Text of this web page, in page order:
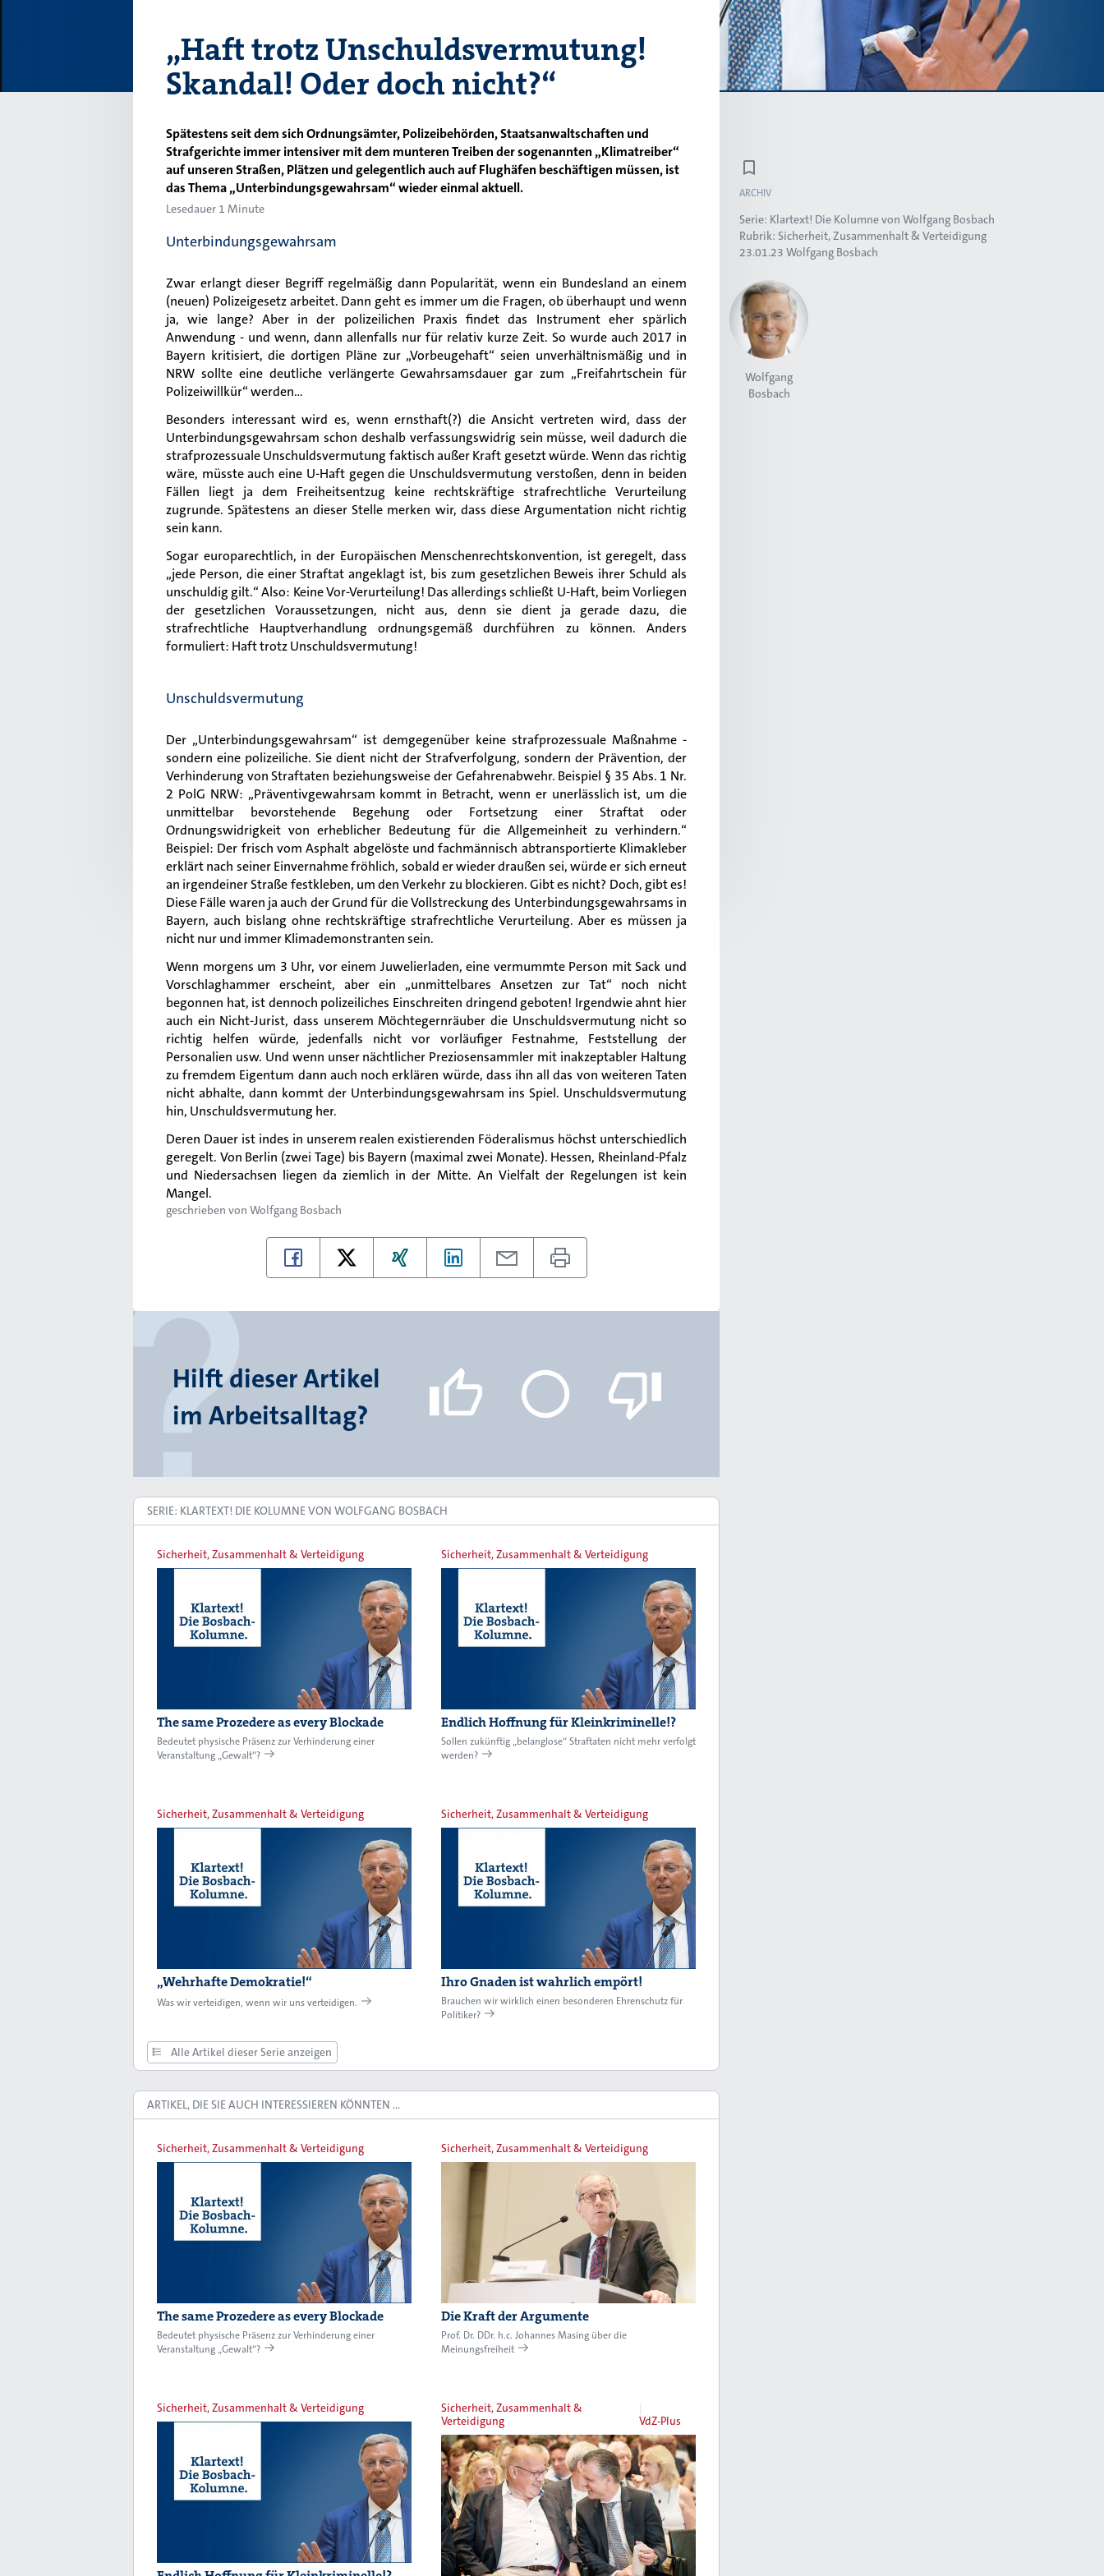
„Haft trotz Unschuldsvermutung!
Skandal! Oder doch nicht?“
Spätestens seit dem sich Ordnungsämter, Polizeibehörden, Staatsanwaltschaften und
Strafgerichte immer intensiver mit dem munteren Treiben der sogenannten „Klimatreiber“
auf unseren Straßen, Plätzen und gelegentlich auch auf Flughäfen beschäftigen müssen, ist
das Thema „Unterbindungsgewahrsam“ wieder einmal aktuell.
Lesedauer 1 Minute
Unterbindungsgewahrsam
Zwar erlangt dieser Begriff regelmäßig dann Popularität, wenn ein Bundesland an einem
(neuen) Polizeigesetz arbeitet. Dann geht es immer um die Fragen, ob überhaupt und wenn
ja, wie lange? Aber in der polizeilichen Praxis findet das Instrument eher spärlich
Anwendung - und wenn, dann allenfalls nur für relativ kurze Zeit. So wurde auch 2017 in
Bayern kritisiert, die dortigen Pläne zur „Vorbeugehaft“ seien unverhältnismäßig und in
NRW sollte eine deutliche verlängerte Gewahrsamsdauer gar zum „Freifahrtschein für
Polizeiwillkür“ werden…
Besonders interessant wird es, wenn ernsthaft(?) die Ansicht vertreten wird, dass der
Unterbindungsgewahrsam schon deshalb verfassungswidrig sein müsse, weil dadurch die
strafprozessuale Unschuldsvermutung faktisch außer Kraft gesetzt würde. Wenn das richtig
wäre, müsste auch eine U-Haft gegen die Unschuldsvermutung verstoßen, denn in beiden
Fällen liegt ja dem Freiheitsentzug keine rechtskräftige strafrechtliche Verurteilung
zugrunde. Spätestens an dieser Stelle merken wir, dass diese Argumentation nicht richtig
sein kann.
Sogar europarechtlich, in der Europäischen Menschenrechtskonvention, ist geregelt, dass
„jede Person, die einer Straftat angeklagt ist, bis zum gesetzlichen Beweis ihrer Schuld als
unschuldig gilt.“ Also: Keine Vor-Verurteilung! Das allerdings schließt U-Haft, beim Vorliegen
der gesetzlichen Voraussetzungen, nicht aus, denn sie dient ja gerade dazu, die
strafrechtliche Hauptverhandlung ordnungsgemäß durchführen zu können. Anders
formuliert: Haft trotz Unschuldsvermutung!
Unschuldsvermutung
Der „Unterbindungsgewahrsam“ ist demgegenüber keine strafprozessuale Maßnahme -
sondern eine polizeiliche. Sie dient nicht der Strafverfolgung, sondern der Prävention, der
Verhinderung von Straftaten beziehungsweise der Gefahrenabwehr. Beispiel § 35 Abs. 1 Nr.
2 PolG NRW: „Präventivgewahrsam kommt in Betracht, wenn er unerlässlich ist, um die
unmittelbar bevorstehende Begehung oder Fortsetzung einer Straftat oder
Ordnungswidrigkeit von erheblicher Bedeutung für die Allgemeinheit zu verhindern.“
Beispiel: Der frisch vom Asphalt abgelöste und fachmännisch abtransportierte Klimakleber
erklärt nach seiner Einvernahme fröhlich, sobald er wieder draußen sei, würde er sich erneut
an irgendeiner Straße festkleben, um den Verkehr zu blockieren. Gibt es nicht? Doch, gibt es!
Diese Fälle waren ja auch der Grund für die Vollstreckung des Unterbindungsgewahrsams in
Bayern, auch bislang ohne rechtskräftige strafrechtliche Verurteilung. Aber es müssen ja
nicht nur und immer Klimademonstranten sein.
Wenn morgens um 3 Uhr, vor einem Juwelierladen, eine vermummte Person mit Sack und
Vorschlaghammer erscheint, aber ein „unmittelbares Ansetzen zur Tat“ noch nicht
begonnen hat, ist dennoch polizeiliches Einschreiten dringend geboten! Irgendwie ahnt hier
auch ein Nicht-Jurist, dass unserem Möchtegernräuber die Unschuldsvermutung nicht so
richtig helfen würde, jedenfalls nicht vor vorläufiger Festnahme, Feststellung der
Personalien usw. Und wenn unser nächtlicher Preziosensammler mit inakzeptabler Haltung
zu fremdem Eigentum dann auch noch erklären würde, dass ihn all das von weiteren Taten
nicht abhalte, dann kommt der Unterbindungsgewahrsam ins Spiel. Unschuldsvermutung
hin, Unschuldsvermutung her.
Deren Dauer ist indes in unserem realen existierenden Föderalismus höchst unterschiedlich
geregelt. Von Berlin (zwei Tage) bis Bayern (maximal zwei Monate). Hessen, Rheinland-Pfalz
und Niedersachsen liegen da ziemlich in der Mitte. An Vielfalt der Regelungen ist kein
Mangel.
geschrieben von Wolfgang Bosbach
ARCHIV
Serie: Klartext! Die Kolumne von Wolfgang Bosbach
Rubrik: Sicherheit, Zusammenhalt & Verteidigung
23.01.23 Wolfgang Bosbach
Wolfgang
Bosbach
Hilft dieser Artikel
im Arbeitsalltag?
SERIE: KLARTEXT! DIE KOLUMNE VON WOLFGANG BOSBACH
Sicherheit, Zusammenhalt & Verteidigung
The same Prozedere as every Blockade
Bedeutet physische Präsenz zur Verhinderung einer
Veranstaltung „Gewalt“?
Sicherheit, Zusammenhalt & Verteidigung
Endlich Hoffnung für Kleinkriminelle!?
Sollen zukünftig „belanglose“ Straftaten nicht mehr verfolgt
werden?
Sicherheit, Zusammenhalt & Verteidigung
„Wehrhafte Demokratie!“
Was wir verteidigen, wenn wir uns verteidigen.
Sicherheit, Zusammenhalt & Verteidigung
Ihro Gnaden ist wahrlich empört!
Brauchen wir wirklich einen besonderen Ehrenschutz für
Politiker?
Alle Artikel dieser Serie anzeigen
ARTIKEL, DIE SIE AUCH INTERESSIEREN KÖNNTEN …
Sicherheit, Zusammenhalt & Verteidigung
The same Prozedere as every Blockade
Bedeutet physische Präsenz zur Verhinderung einer
Veranstaltung „Gewalt“?
Sicherheit, Zusammenhalt & Verteidigung
Die Kraft der Argumente
Prof. Dr. DDr. h.c. Johannes Masing über die
Meinungsfreiheit
Sicherheit, Zusammenhalt & Verteidigung
Sicherheit, Zusammenhalt &
Verteidigung
VdZ-Plus